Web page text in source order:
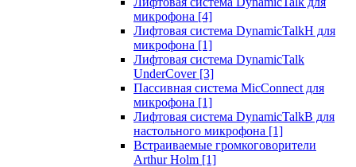
микрофона [4]
Лифтовая система DynamicTalkH для
микрофона [1]
Лифтовая система DynamicTalk
UnderCover [3]
Пассивная система MicConnect для
микрофона [1]
Лифтовая система DynamicTalkB для
настольного микрофона [1]
Встраиваемые громкоговорители
Arthur Holm [1]